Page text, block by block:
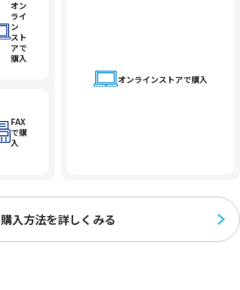
オン
ライ
ン
スト
アで
購入
FAX
で購
入
オンラインストアで購入
購入方法を詳しくみる